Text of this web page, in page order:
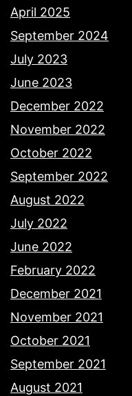
April 2025
September 2024
July 2023
June 2023
December 2022
November 2022
October 2022
September 2022
August 2022
July 2022
June 2022
February 2022
December 2021
November 2021
October 2021
September 2021
August 2021